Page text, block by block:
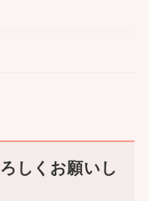
しくお願いし